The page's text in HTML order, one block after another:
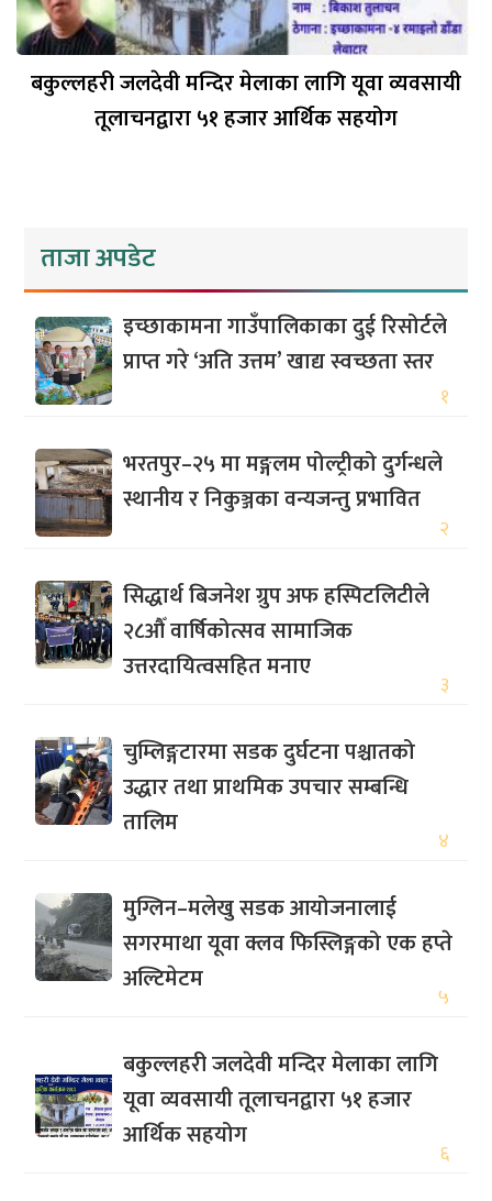
बकुल्लहरी जलदेवी मन्दिर मेलाका लागि यूवा व्यवसायी
तूलाचनद्वारा ५१ हजार आर्थिक सहयोग
ताजा अपडेट
इच्छाकामना गाउँपालिकाका दुई रिसोर्टले
प्राप्त गरे ‘अति उत्तम’ खाद्य स्वच्छता स्तर
१
भरतपुर–२५ मा मङ्गलम पोल्ट्रीको दुर्गन्धले
स्थानीय र निकुञ्जका वन्यजन्तु प्रभावित
२
सिद्धार्थ बिजनेश ग्रुप अफ हस्पिटलिटीले
२८औँ वार्षिकोत्सव सामाजिक
उत्तरदायित्वसहित मनाए
३
चुम्लिङ्गटारमा सडक दुर्घटना पश्चातको
उद्धार तथा प्राथमिक उपचार सम्बन्धि
तालिम
४
मुग्लिन–मलेखु सडक आयोजनालाई
सगरमाथा यूवा क्लव फिस्लिङ्गको एक हप्ते
अल्टिमेटम
५
बकुल्लहरी जलदेवी मन्दिर मेलाका लागि
यूवा व्यवसायी तूलाचनद्वारा ५१ हजार
आर्थिक सहयोग
६